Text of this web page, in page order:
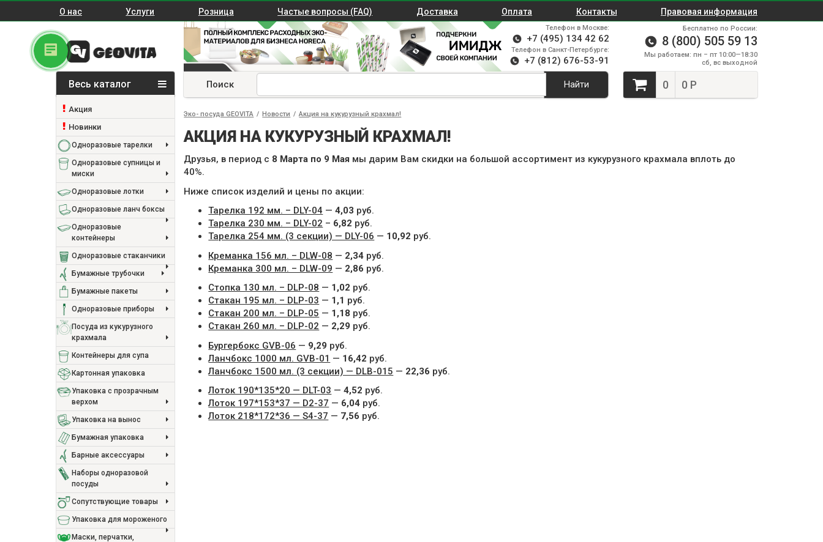
О нас Услуги Розница Частые вопросы (FAQ) Доставка Оплата Контакты Правовая информация
Телефон в Москве:
+7 (495) 134 42 62
Телефон в Санкт-Петербурге:
+7 (812) 676-53-91
Бесплатно по России:
8 (800) 505 59 13
Мы работаем: пн – пт 10:00—18:30
сб, вс выходной
Весь каталог Поиск Найти 0 0 Р
Акция
Новинки
Одноразовые тарелки
Одноразовые супницы и
миски
Одноразовые лотки
Одноразовые ланч боксы
Одноразовые
контейнеры
Одноразовые стаканчики
Бумажные трубочки
Бумажные пакеты
Одноразовые приборы
Посуда из кукурузного
крахмала
Контейнеры для супа
Картонная упаковка
Упаковка с прозрачным
верхом
Упаковка на вынос
Бумажная упаковка
Барные аксессуары
Наборы одноразовой
посуды
Сопутствующие товары
Упаковка для мороженого
Маски, перчатки,
Эко- посуда GEOVITA / Новости / Акция на кукурузный крахмал!
АКЦИЯ НА КУКУРУЗНЫЙ КРАХМАЛ!
Друзья, в период с 8 Марта по 9 Мая мы дарим Вам скидки на большой ассортимент из кукурузного крахмала вплоть до
40%.
Ниже список изделий и цены по акции:
Тарелка 192 мм. – DLY-04 —4,03 руб.
Тарелка 230 мм. – DLY-02 – 6,82 руб.
Тарелка 254 мм. (3 секции) — DLY-06 — 10,92 руб.
Креманка 156 мл. – DLW-08 — 2,34 руб.
Креманка 300 мл. – DLW-09 — 2,86 руб.
Стопка 130 мл. – DLP-08 — 1,02 руб.
Стакан 195 мл. – DLP-03 — 1,1 руб.
Стакан 200 мл. – DLP-05 — 1,18 руб.
Стакан 260 мл. – DLP-02 — 2,29 руб.
Бургербокс GVB-06 — 9,29 руб.
Ланчбокс 1000 мл. GVB-01 — 16,42 руб.
Ланчбокс 1500 мл. (3 секции) — DLB-015 — 22,36 руб.
Лоток 190*135*20 — DLT-03 —4,52 руб.
Лоток 197*153*37 — D2-37 — 6,04 руб.
Лоток 218*172*36 — S4-37 — 7,56 руб.